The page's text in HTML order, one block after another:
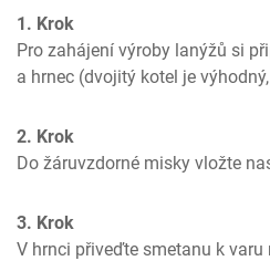
1. Krok
Pro zahájení výroby lanýžů si
a hrnec (dvojitý kotel je
2. Krok
Do žáruvzdorné misky vložte
3. Krok
V hrnci přiveďte smetanu k